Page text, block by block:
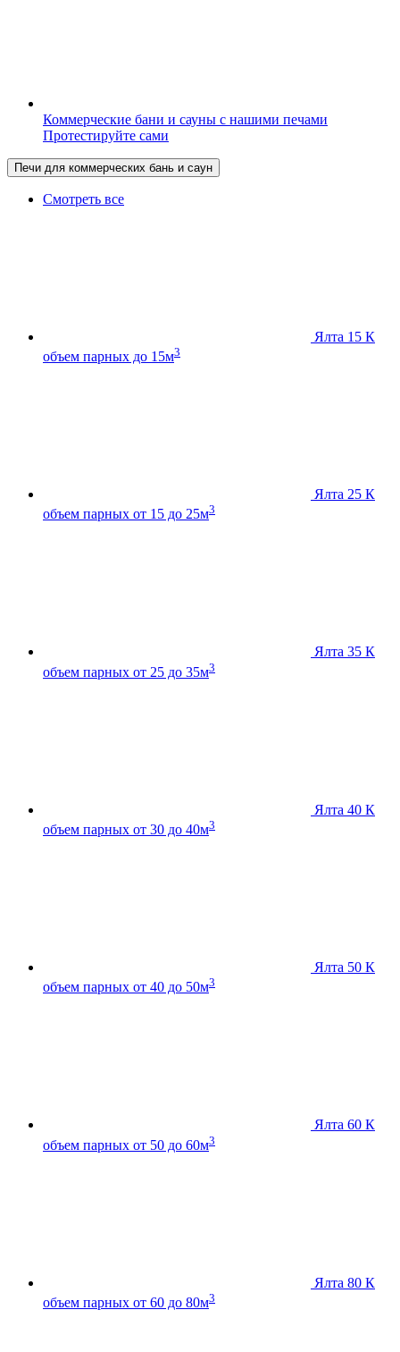
Коммерческие бани и сауны с нашими печами
Протестируйте сами
Печи для коммерческих бань и саун
Смотреть все
Ялта 15 К
объем парных до 15м3
Ялта 25 К
объем парных от 15 до 25м3
Ялта 35 К
объем парных от 25 до 35м3
Ялта 40 К
объем парных от 30 до 40м3
Ялта 50 К
объем парных от 40 до 50м3
Ялта 60 К
объем парных от 50 до 60м3
Ялта 80 К
объем парных от 60 до 80м3